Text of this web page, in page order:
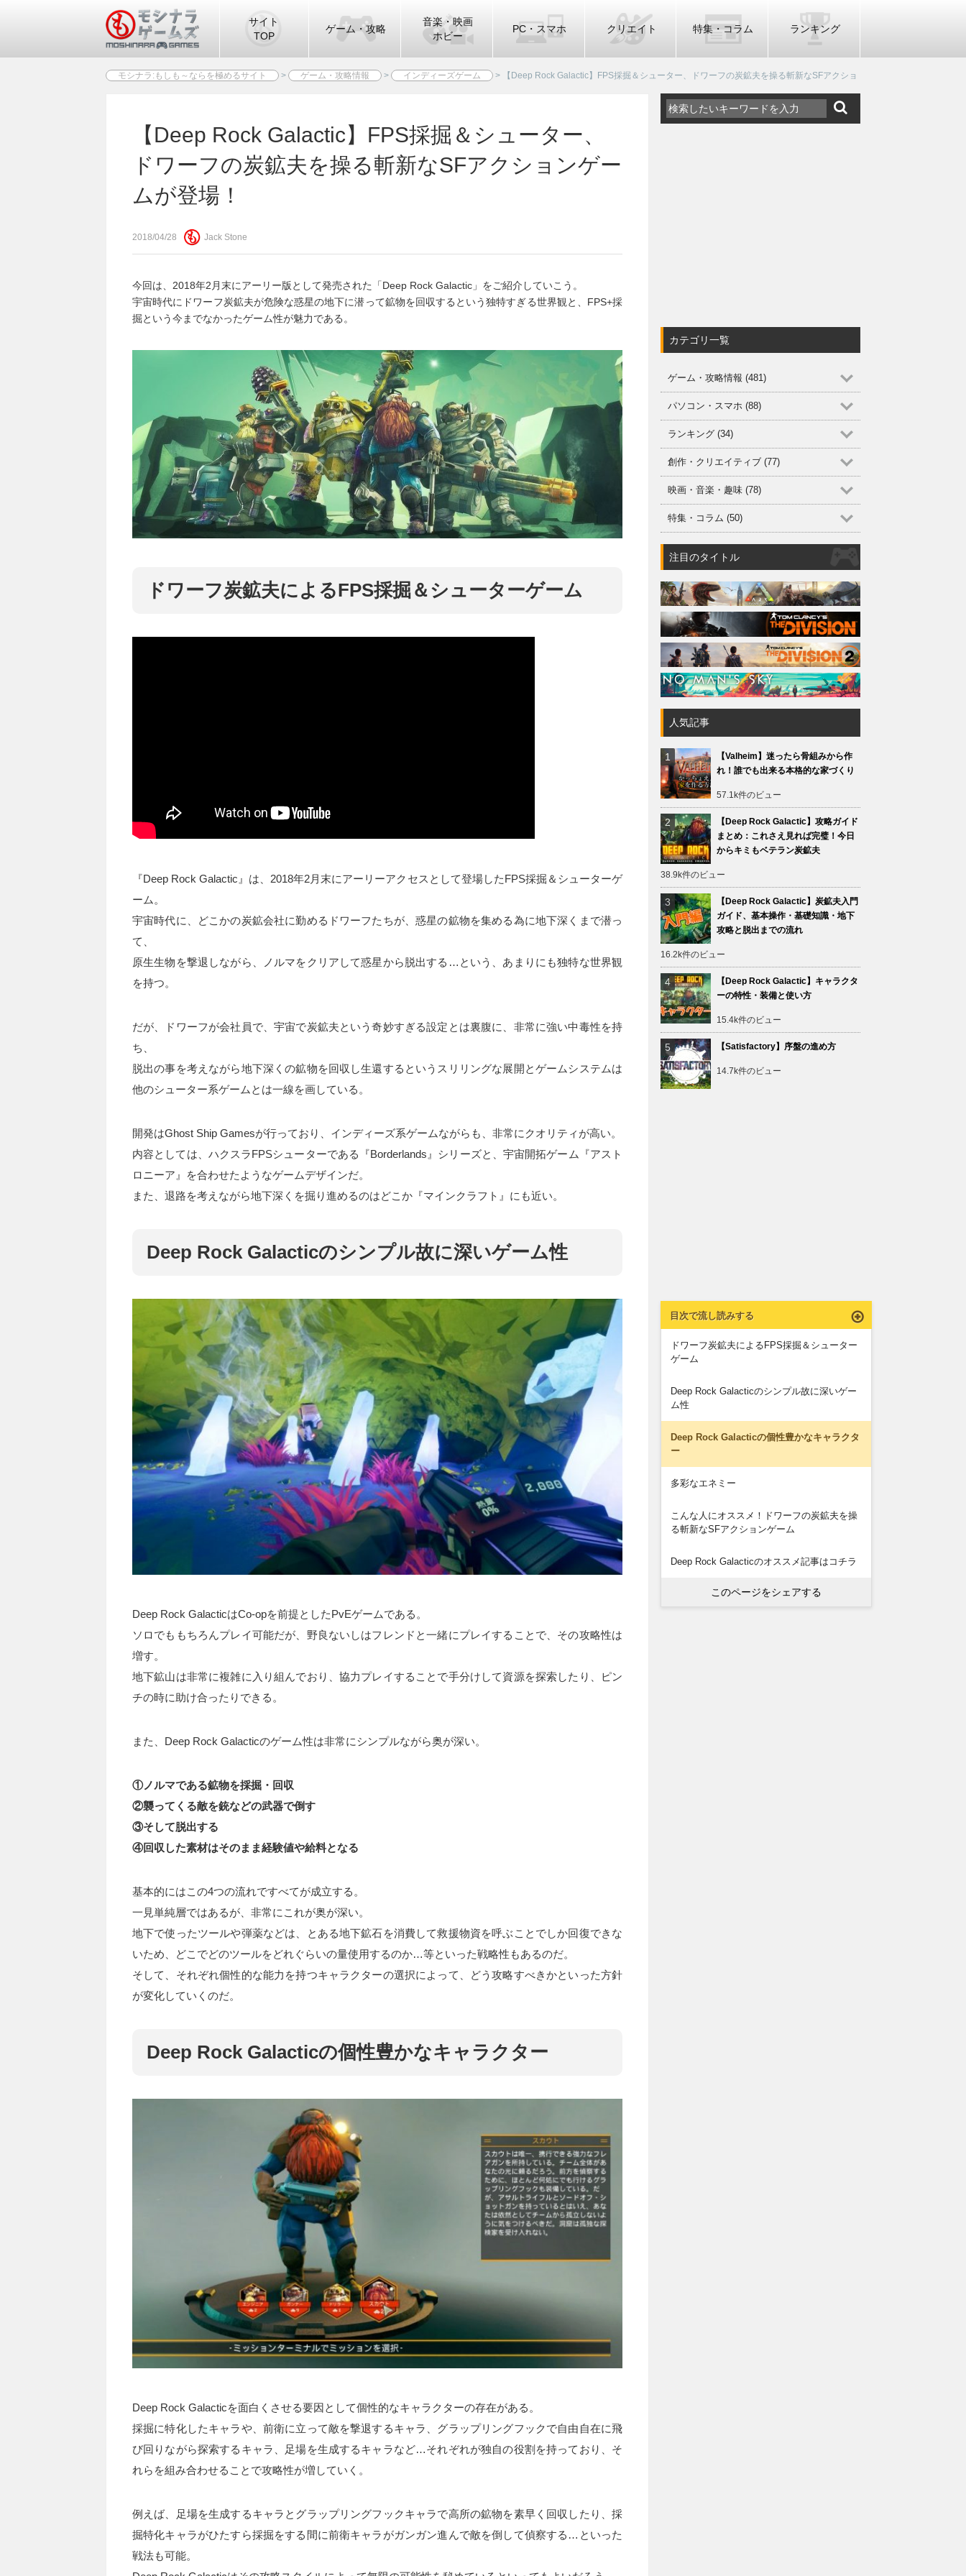
サイト
TOP
ゲーム・攻略
音楽・映画
ホビー
PC・スマホ クリエイト 特集・コラム ランキング
モシナラ:もしも～ならを極めるサイト > ゲーム・攻略情報 > インディーズゲーム >
【Deep Rock Galactic】FPS採掘＆シューター、ドワーフの炭鉱夫を操る斬新なSFアクショ
【Deep Rock Galactic】FPS採掘＆シューター、
ドワーフの炭鉱夫を操る斬新なSFアクションゲー
ムが登場！
2018/04/28 Jack Stone
今回は、2018年2月末にアーリー版として発売された「Deep Rock Galactic」をご紹介していこう。
宇宙時代にドワーフ炭鉱夫が危険な惑星の地下に潜って鉱物を回収するという独特すぎる世界観と、FPS+採
掘という今までなかったゲーム性が魅力である。
ドワーフ炭鉱夫によるFPS採掘＆シューターゲーム
『Deep Rock Galactic』は、2018年2月末にアーリーアクセスとして登場したFPS採掘＆シューターゲ
ーム。
宇宙時代に、どこかの炭鉱会社に勤めるドワーフたちが、惑星の鉱物を集める為に地下深くまで潜っ
て、
原生生物を撃退しながら、ノルマをクリアして惑星から脱出する…という、あまりにも独特な世界観
を持つ。
だが、ドワーフが会社員で、宇宙で炭鉱夫という奇妙すぎる設定とは裏腹に、非常に強い中毒性を持
ち、
脱出の事を考えながら地下深くの鉱物を回収し生還するというスリリングな展開とゲームシステムは
他のシューター系ゲームとは一線を画している。
開発はGhost Ship Gamesが行っており、インディーズ系ゲームながらも、非常にクオリティが高い。
内容としては、ハクスラFPSシューターである『Borderlands』シリーズと、宇宙開拓ゲーム『アスト
ロニーア』を合わせたようなゲームデザインだ。
また、退路を考えながら地下深くを掘り進めるのはどこか『マインクラフト』にも近い。
Deep Rock Galacticのシンプル故に深いゲーム性
Deep Rock GalacticはCo-opを前提としたPvEゲームである。
ソロでももちろんプレイ可能だが、野良ないしはフレンドと一緒にプレイすることで、その攻略性は
増す。
地下鉱山は非常に複雑に入り組んでおり、協力プレイすることで手分けして資源を探索したり、ピン
チの時に助け合ったりできる。
また、Deep Rock Galacticのゲーム性は非常にシンプルながら奥が深い。
①ノルマである鉱物を採掘・回収
②襲ってくる敵を銃などの武器で倒す
③そして脱出する
④回収した素材はそのまま経験値や給料となる
基本的にはこの4つの流れですべてが成立する。
一見単純層ではあるが、非常にこれが奥が深い。
地下で使ったツールや弾薬などは、とある地下鉱石を消費して救援物資を呼ぶことでしか回復できな
いため、どこでどのツールをどれぐらいの量使用するのか…等といった戦略性もあるのだ。
そして、それぞれ個性的な能力を持つキャラクターの選択によって、どう攻略すべきかといった方針
が変化していくのだ。
Deep Rock Galacticの個性豊かなキャラクター
Deep Rock Galacticを面白くさせる要因として個性的なキャラクターの存在がある。
採掘に特化したキャラや、前衛に立って敵を撃退するキャラ、グラップリングフックで自由自在に飛
び回りながら探索するキャラ、足場を生成するキャラなど…それぞれが独自の役割を持っており、そ
れらを組み合わせることで攻略性が増していく。
例えば、足場を生成するキャラとグラップリングフックキャラで高所の鉱物を素早く回収したり、採
掘特化キャラがひたすら採掘をする間に前衛キャラがガンガン進んで敵を倒して偵察する…といった
戦法も可能。
カテゴリ一覧
ゲーム・攻略情報 (481)
パソコン・スマホ (88)
ランキング (34)
創作・クリエイティブ (77)
映画・音楽・趣味 (78)
特集・コラム (50)
注目のタイトル
人気記事
【Valheim】迷ったら骨組みから作
れ！誰でも出来る本格的な家づくり
57.1k件のビュー
【Deep Rock Galactic】攻略ガイド
まとめ：これさえ見れば完璧！今日
からキミもベテラン炭鉱夫
38.9k件のビュー
【Deep Rock Galactic】炭鉱夫入門
ガイド、基本操作・基礎知識・地下
攻略と脱出までの流れ
16.2k件のビュー
【Deep Rock Galactic】キャラクタ
ーの特性・装備と使い方
15.4k件のビュー
【Satisfactory】序盤の進め方
14.7k件のビュー
目次で流し読みする
ドワーフ炭鉱夫によるFPS採掘＆シューター
ゲーム
Deep Rock Galacticのシンプル故に深いゲー
ム性
Deep Rock Galacticの個性豊かなキャラクタ
ー
多彩なエネミー
こんな人にオススメ！ドワーフの炭鉱夫を操
る斬新なSFアクションゲーム
Deep Rock Galacticのオススメ記事はコチラ
このページをシェアする